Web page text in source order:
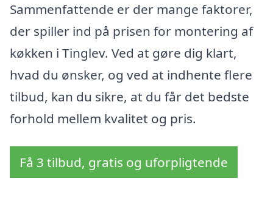
Sammenfattende er der mange faktorer,
der spiller ind på prisen for montering af
køkken i Tinglev. Ved at gøre dig klart,
hvad du ønsker, og ved at indhente flere
tilbud, kan du sikre, at du får det bedste
forhold mellem kvalitet og pris.
Få 3 tilbud, gratis og uforpligtende